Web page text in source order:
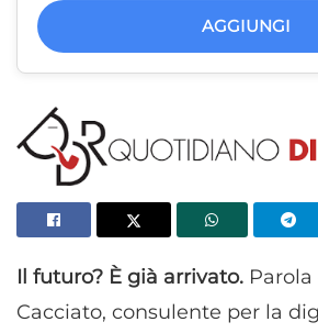
AGGIUNGI
Il futuro? È già arrivato.
Cacciato, consulente per la